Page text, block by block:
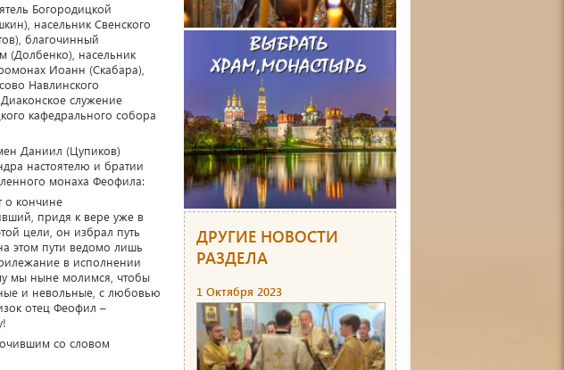
Богородицкой
насельник Свенского
благочинный
(Долбенко), насельник
Иоанн (Скабара),
Навлинского
служение
кафедрального собора
Даниил (Цупиков)
настоятелю и братии
монаха Феофила:
о кончине
придя к вере уже в
цели, он избрал путь
этом пути ведомо лишь
в исполнении
мы ныне молимся, чтобы
и невольные, с любовью
отец Феофил –
со словом
ДРУГИЕ НОВОСТИ
РАЗДЕЛА
1 Октября 2023